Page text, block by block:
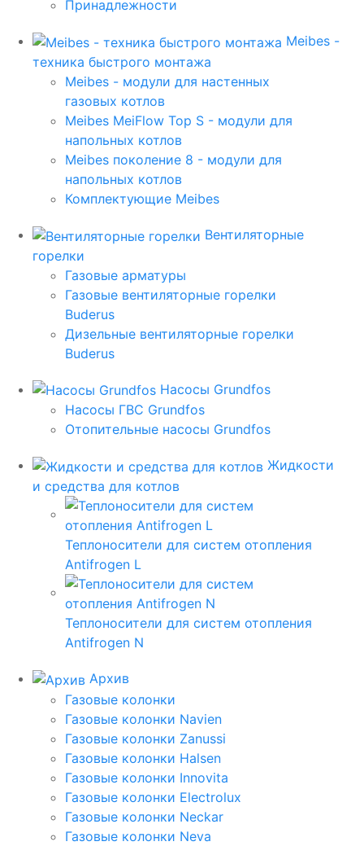
Принадлежности
Meibes -
техника быстрого монтажа
Meibes - модули для настенных
газовых котлов
Meibes MeiFlow Top S - модули для
напольных котлов
Meibes поколение 8 - модули для
напольных котлов
Комплектующие Meibes
Вентиляторные
горелки
Газовые арматуры
Газовые вентиляторные горелки
Buderus
Дизельные вентиляторные горелки
Buderus
Насосы Grundfos
Насосы ГВС Grundfos
Отопительные насосы Grundfos
Жидкости
и средства для котлов
Теплоносители для систем отопления
Antifrogen L
Теплоносители для систем отопления
Antifrogen N
Архив
Газовые колонки
Газовые колонки Navien
Газовые колонки Zanussi
Газовые колонки Halsen
Газовые колонки Innovita
Газовые колонки Electrolux
Газовые колонки Neckar
Газовые колонки Neva